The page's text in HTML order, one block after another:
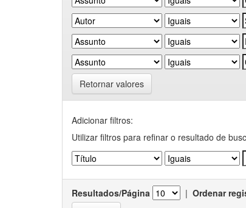
Retornar valores
Adicionar filtros:
Utilizar filtros para refinar o resultado de
Resultados/Página | Ordenar